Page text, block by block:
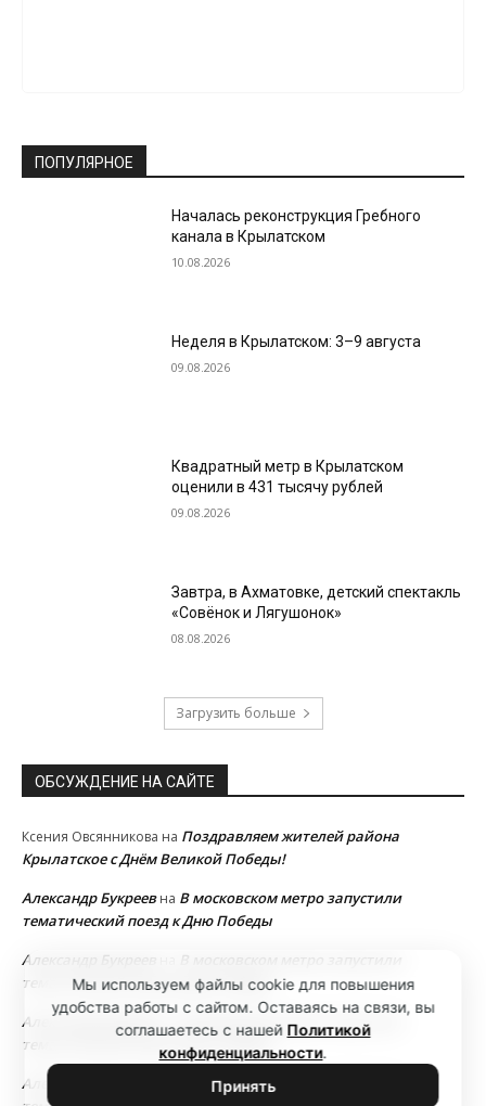
ПОПУЛЯРНОЕ
Началась реконструкция Гребного
канала в Крылатском
10.08.2026
Неделя в Крылатском: 3–9 августа
09.08.2026
Квадратный метр в Крылатском
оценили в 431 тысячу рублей
09.08.2026
Завтра, в Ахматовке, детский спектакль
«Совёнок и Лягушонок»
08.08.2026
Загрузить больше
ОБСУЖДЕНИЕ НА САЙТЕ
Ксения Овсянникова на Поздравляем жителей района
Крылатское с Днём Великой Победы!
Александр Букреевна В московском метро запустили
тематический поезд к Дню Победы
Александр Букреев
В московском метро запустили
тематический поезд к Дню Победы
Александр Букреев
В московском метро запустили
тематический поезд к Дню Победы
Александр Букреев
В московском метро запустили
Мы используем файлы cookie для повышения
удобства работы с сайтом. Оставаясь на связи, вы
соглашаетесь с нашей Политикой
конфиденциальности.
Принять